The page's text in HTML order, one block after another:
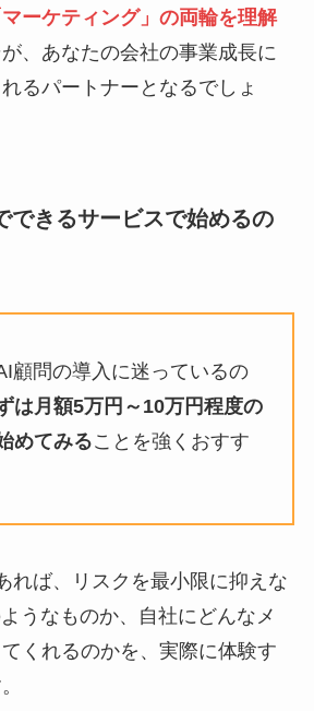
マーケティング」の両輪を理解
、あなたの会社の事業成長に
るパートナーとなるでしょ
できるサービスで始めるの
顧問の導入に迷っているの
は月額5万円～10万円程度の
めてみることを強くおすす
れば、リスクを最小限に抑えな
うなものか、自社にどんなメ
くれるのかを、実際に体験す